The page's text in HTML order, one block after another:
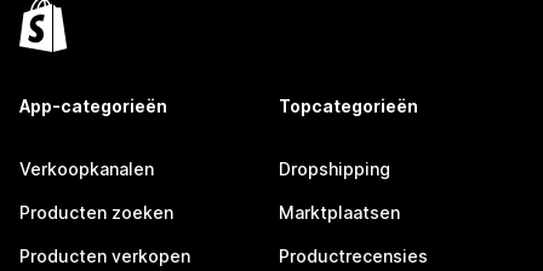
App-categorieën
Verkoopkanalen
Producten zoeken
Producten verkopen
Topcategorieën
Dropshipping
Marktplaatsen
Productrecensies